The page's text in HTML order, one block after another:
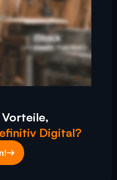
Digital?